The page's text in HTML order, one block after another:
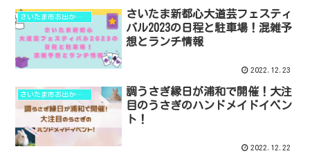
さいたま市お出かけ情報
さいたま新都心大道芸フェスティ
バル2023の日程と駐車場！混雑予
想とランチ情報
2022.12.23
さいたま市お出かけ情報
調うさぎ縁日が浦和で開催！大注
目のうさぎのハンドメイドイベン
ト！
2022.12.22